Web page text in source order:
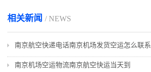
相关新闻 / NEWS
南京航空快递电话南京机场发货空运怎么联系
南京机场空运物流南京航空快运当天到